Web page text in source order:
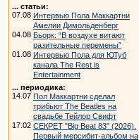
... статьи:
07.08 Интервью Пола Маккартни
Амелии Димольденберг
04.08 Бьорк: “В воздухе витают
разительные перемены”
01.08 Интервью Пола для ЮТуб
канала The Rest is
Entertainment
... периодика:
14.07 Пол Маккартни сделал
трибьют The Beatles на
свадьбе Тейлор Свифт
17.02 СЕКРЕТ "Big Beat 83" (2026).
Первый мерсибит-альбом на